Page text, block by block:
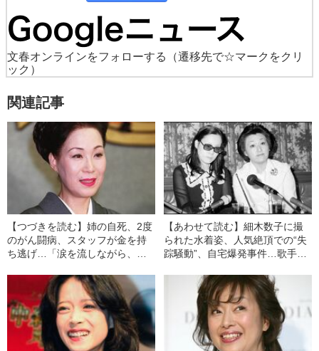
文春オンラインをフォローする
（遷移先で☆マークをクリ
ック）
関連記事
【つづきを読む】姉の自死、2度
のがん闘病、スタッフが金を持
ち逃げ…「涙を流しながら、笑
た島倉千代子の“人生いろいろ”
【あわせて読む】細木数子に撮
られた水着姿、人気絶頂での“失
踪騒動”、自宅爆発事件…歌手・
に壮絶だった